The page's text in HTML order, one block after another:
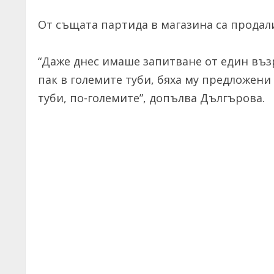
От същата партида в магазина са
“Даже днес имаше запитване от един
пак в големите туби, бяха му
туби, по-големите”, допълва Дългърова.